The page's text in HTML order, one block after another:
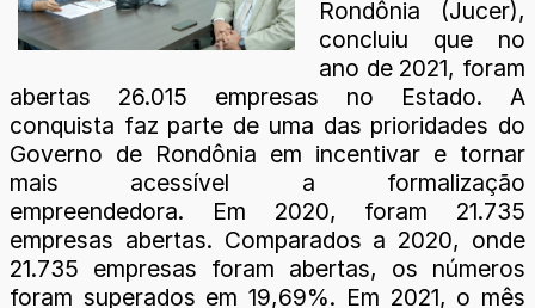
Rondônia (Jucer),
concluiu que no
ano de 2021, foram
abertas 26.015 empresas no Estado. A
conquista faz parte de uma das prioridades do
Governo de Rondônia em incentivar e tornar
mais acessível a formalização
empreendedora. Em 2020, foram 21.735
empresas abertas. Comparados a 2020, onde
21.735 empresas foram abertas, os números
foram superados em 19,69%. Em 2021, o mês